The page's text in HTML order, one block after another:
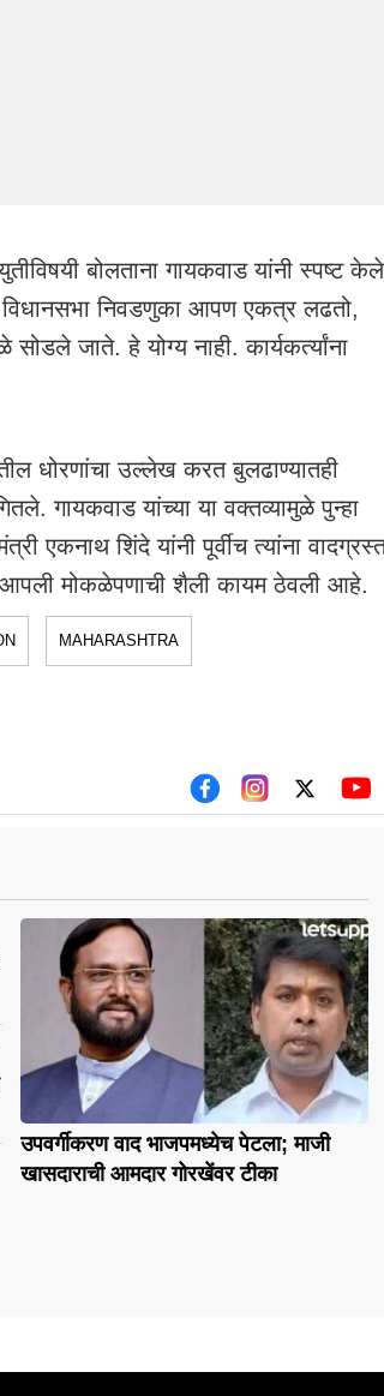
बोलताना गायकवाड यांनी स्पष्ट केले
विधानसभा निवडणुका आपण एकत्र लढतो,
सोडले जाते. हे योग्य नाही. कार्यकर्त्यांना
धोरणांचा उल्लेख करत बुलढाण्यातही
गायकवाड यांच्या या वक्तव्यामुळे पुन्हा
एकनाथ शिंदे यांनी पूर्वीच त्यांना
आपली मोकळेपणाची शैली कायम ठेवली आहे.
MAHARASHTRA
उपवर्गीकरण वाद भाजपमध्येच पेटला; माजी
खासदाराची आमदार गोरखेंवर टीका